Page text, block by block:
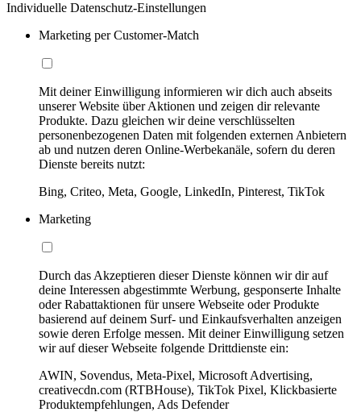
Individuelle Datenschutz-Einstellungen
Marketing per Customer-Match
Mit deiner Einwilligung informieren wir dich auch abseits
unserer Website über Aktionen und zeigen dir relevante
Produkte. Dazu gleichen wir deine verschlüsselten
personenbezogenen Daten mit folgenden externen Anbietern
ab und nutzen deren Online-Werbekanäle, sofern du deren
Dienste bereits nutzt:
Bing, Criteo, Meta, Google, LinkedIn, Pinterest, TikTok
Marketing
Durch das Akzeptieren dieser Dienste können wir dir auf
deine Interessen abgestimmte Werbung, gesponserte Inhalte
oder Rabattaktionen für unsere Webseite oder Produkte
basierend auf deinem Surf- und Einkaufsverhalten anzeigen
sowie deren Erfolge messen. Mit deiner Einwilligung setzen
wir auf dieser Webseite folgende Drittdienste ein:
AWIN, Sovendus, Meta-Pixel, Microsoft Advertising,
creativecdn.com (RTBHouse), TikTok Pixel, Klickbasierte
Produktempfehlungen, Ads Defender